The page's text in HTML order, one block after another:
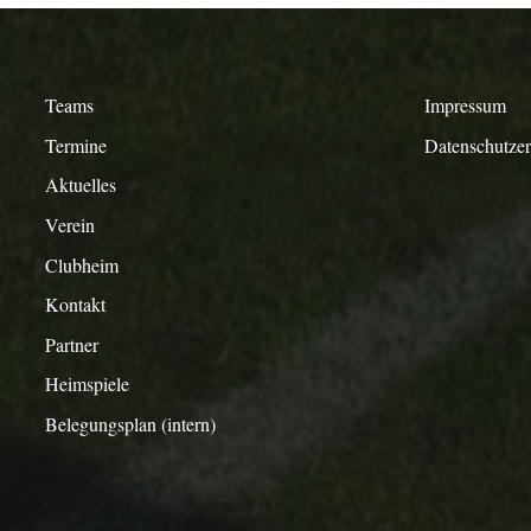
Teams
Termine
Aktuelles
Verein
Clubheim
Kontakt
Partner
Heimspiele
Belegungsplan (intern)
Impressum